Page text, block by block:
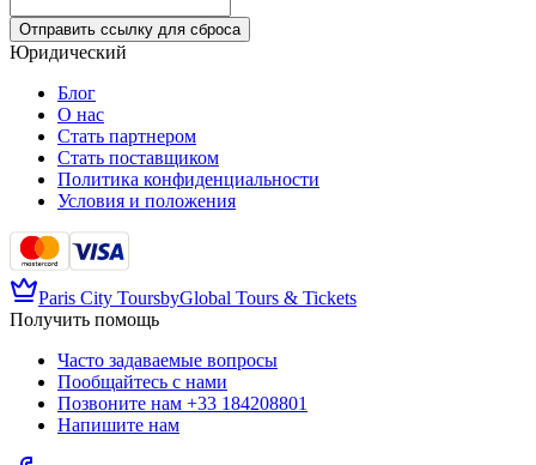
Отправить ссылку для сброса
Юридический
Блог
О нас
Стать партнером
Стать поставщиком
Политика конфиденциальности
Условия и положения
Paris City ToursbyGlobal Tours & Tickets
Получить помощь
Часто задаваемые вопросы
Пообщайтесь с нами
Позвоните нам +33 184208801
Напишите нам